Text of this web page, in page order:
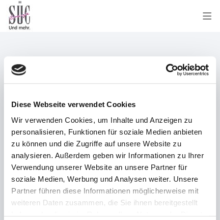
Diese Webseite verwendet Cookies
Wir verwenden Cookies, um Inhalte und Anzeigen zu
personalisieren, Funktionen für soziale Medien anbieten
zu können und die Zugriffe auf unsere Website zu
analysieren. Außerdem geben wir Informationen zu Ihrer
Verwendung unserer Website an unsere Partner für
soziale Medien, Werbung und Analysen weiter. Unsere
Partner führen diese Informationen möglicherweise mit
weiteren Daten zusammen, die Sie ihnen bereitgestellt
Bitte die für das Benutzerkonto hinterlegte E-Mail-Adresse
Adresse geschickt.
E-Mail-Adresse*
SENDEN